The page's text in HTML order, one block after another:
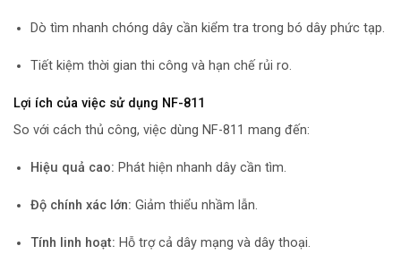
Dò tìm nhanh chóng dây cần kiểm tra trong bó dây phức tạp.
Tiết kiệm thời gian thi công và hạn chế rủi ro.
Lợi ích của việc sử dụng NF-811
So với cách thủ công, việc dùng NF-811 mang đến:
Hiệu quả cao: Phát hiện nhanh dây cần tìm.
Độ chính xác lớn: Giảm thiểu nhầm lẫn.
Tính linh hoạt: Hỗ trợ cả dây mạng và dây thoại.